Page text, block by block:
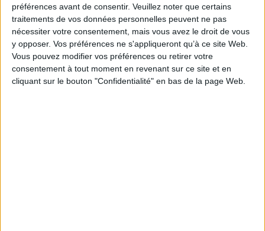
préférences avant de consentir. Veuillez noter que certains
traitements de vos données personnelles peuvent ne pas
nécessiter votre consentement, mais vous avez le droit de vous
y opposer. Vos préférences ne s'appliqueront qu’à ce site Web.
Vous pouvez modifier vos préférences ou retirer votre
consentement à tout moment en revenant sur ce site et en
cliquant sur le bouton "Confidentialité" en bas de la page Web.
d’entreprise, etc).
https://www.linkedin.com/feed/update/